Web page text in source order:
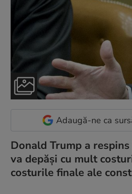
Adaugă-ne ca
Donald Trump a
va depăși cu mult
costurile finale ale